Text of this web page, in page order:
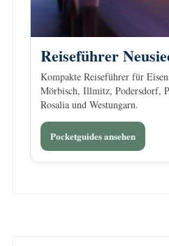
Reiseführer
Kompakte Reiseführer für
Mörbisch, Illmitz, Podersdorf,
Rosalia und Westungarn.
Pocketguides ansehen